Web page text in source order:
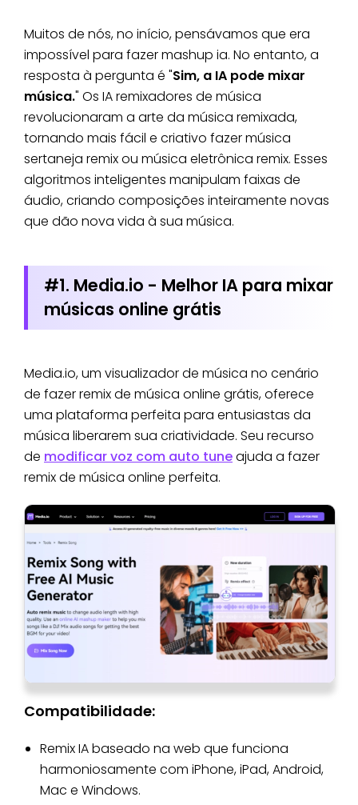
Muitos de nós, no início, pensávamos que era
impossível para fazer mashup ia. No entanto, a
resposta à pergunta é "Sim, a IA pode mixar
música." Os IA remixadores de música
revolucionaram a arte da música remixada,
tornando mais fácil e criativo fazer música
sertaneja remix ou música eletrônica remix. Esses
algoritmos inteligentes manipulam faixas de
áudio, criando composições inteiramente novas
que dão nova vida à sua música.
#1. Media.io - Melhor IA para mixar
músicas online grátis
Media.io, um visualizador de música no cenário
de fazer remix de música online grátis, oferece
uma plataforma perfeita para entusiastas da
música liberarem sua criatividade. Seu recurso
de modificar voz com auto tuneajuda a fazer
remix de música online perfeita.
Compatibilidade:
Remix IA baseado na web que funciona
harmoniosamente com iPhone, iPad, Android,
Mac e Windows.